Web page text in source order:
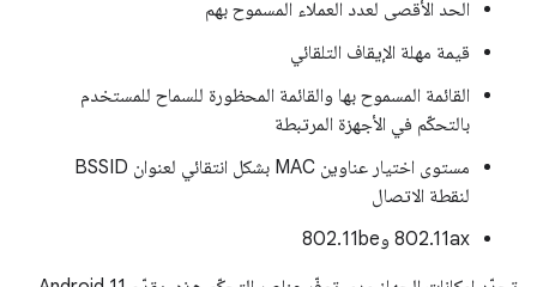
الحد الأقصى لعدد العملاء المسموح بهم
قيمة مهلة الإيقاف التلقائي
القائمة المسموح بها والقائمة المحظورة للسماح للمستخدم
بالتحكّم في الأجهزة المرتبطة
مستوى اختيار عناوين MAC بشكل انتقائي لعنوان BSSID
لنقطة الاتصال
‫802.11ax و802.11be